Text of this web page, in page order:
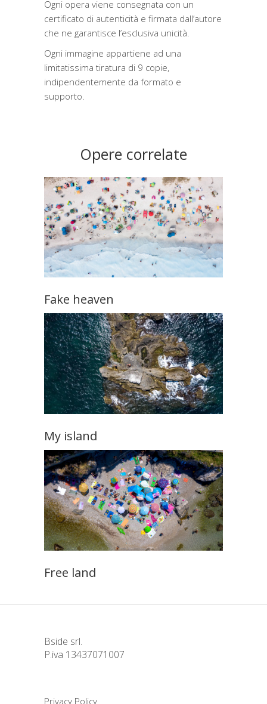
Ogni opera viene consegnata con un
certificato di autenticità e firmata dall’autore
che ne garantisce l’esclusiva unicità.
Ogni immagine appartiene ad una
limitatissima tiratura di 9 copie,
indipendentemente da formato e
supporto.
Opere correlate
Fake heaven
My island
Free land
Bside srl.
P.iva 13437071007
Privacy Policy